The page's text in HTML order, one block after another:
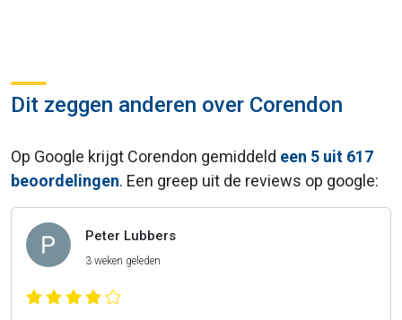
Dit zeggen anderen over Corendon
Op Google krijgt Corendon gemiddeld een 5 uit 617
beoordelingen. Een greep uit de reviews op google:
Peter Lubbers
3 weken geleden